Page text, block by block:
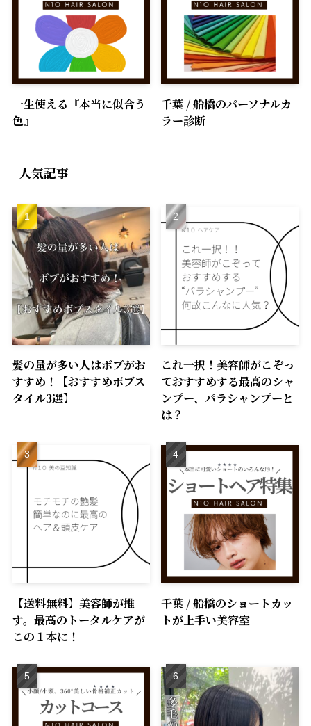
一生使える『本当に似合う
色』
千葉 / 船橋のパーソナルカ
ラー診断
人気記事
髪の量が多い人はボブがお
すすめ！【おすすめボブス
タイル3選】
これ一択！美容師がこぞっ
ておすすめする最高のシャ
ンプー、パラシャンプーと
は？
【送料無料】美容師が推
す。最高のトータルケアが
この１本に！
千葉 / 船橋のショートカッ
トが上手い美容室